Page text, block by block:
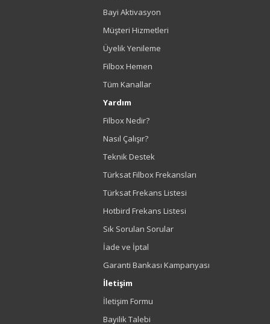
Bayi Aktivasyon
Müşteri Hizmetleri
Üyelik Yenileme
Filbox Hemen
Tüm Kanallar
Yardım
Filbox Nedir?
Nasıl Çalışır?
Teknik Destek
Türksat Filbox Frekansları
Türksat Frekans Listesi
Hotbird Frekans Listesi
Sık Sorulan Sorular
İade ve İptal
Garanti Bankası Kampanyası
İletişim
İletişim Formu
Bayilik Talebi